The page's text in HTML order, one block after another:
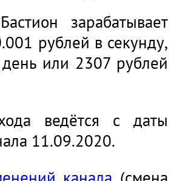
зарабатывает
рублей в секунду,
или 2307 рублей
ведётся с даты
11.09.2020.